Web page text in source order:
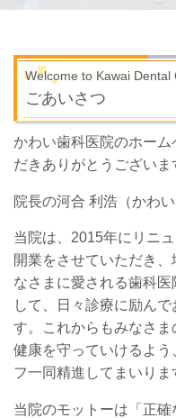
Welcome to Kawai Dental
ごあいさつ
かわい歯科医院のホー
だきありがとうございま
院長の河合 利浩（かわ
当院は、2015年にリニ
開業をさせていただき、
なさまに愛される歯科医
して、日々診療に励んで
す。これからもみなさま
健康を守っていけるよう
フ一同精進してまいりま
当院のモットーは「正確